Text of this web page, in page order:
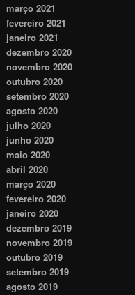
março 2021
fevereiro 2021
janeiro 2021
dezembro 2020
novembro 2020
outubro 2020
setembro 2020
agosto 2020
julho 2020
junho 2020
maio 2020
abril 2020
março 2020
fevereiro 2020
janeiro 2020
dezembro 2019
novembro 2019
outubro 2019
setembro 2019
agosto 2019